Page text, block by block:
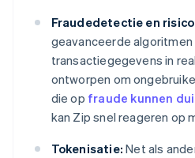
Fraudedetectie en
geavanceerde
transactiegegevens in
ontworpen om
die op fraude kunnen
kan Zip snel reageren op
Tokenisatie: Net als